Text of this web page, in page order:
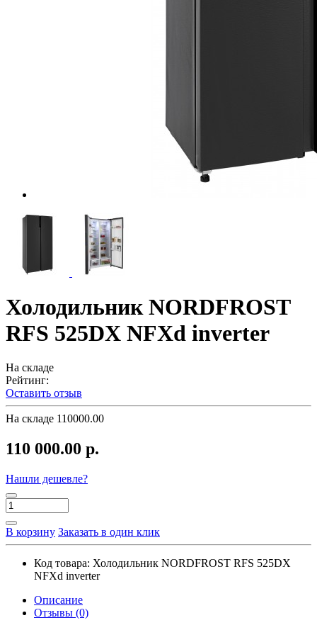
Холодильник NORDFROST
RFS 525DX NFXd inverter
На складе
Рейтинг:
Оставить отзыв
На складе 110000.00
110 000.00 р.
Нашли дешевле?
В корзину Заказать в один клик
Код товара: Холодильник NORDFROST RFS 525DX
NFXd inverter
Описание
Отзывы (0)